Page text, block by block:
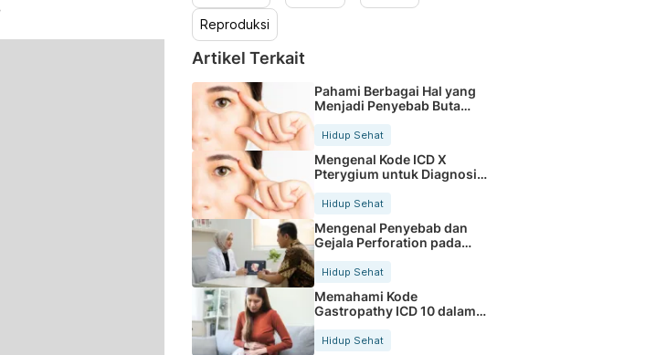
Reproduksi
Artikel Terkait
Pahami Berbagai Hal yang
Menjadi Penyebab Buta
Hidup Sehat
Mengenal Kode ICD X
Pterygium untuk Diagnosis
Hidup Sehat
Mengenal Penyebab dan
Gejala Perforation pada
Tubuh
Hidup Sehat
Memahami Kode
Gastropathy ICD 10 dalam
Rekam Medis Pasien
Hidup Sehat